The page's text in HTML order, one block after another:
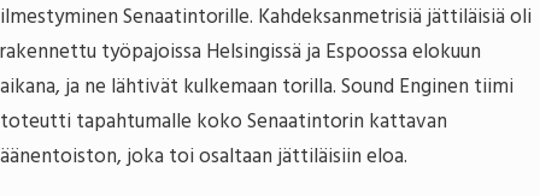
ilmestyminen Senaatintorille. Kahdeksanmetrisiä jättiläisiä oli
rakennettu työpajoissa Helsingissä ja Espoossa elokuun
aikana, ja ne lähtivät kulkemaan torilla. Sound Enginen tiimi
toteutti tapahtumalle koko Senaatintorin kattavan
äänentoiston, joka toi osaltaan jättiläisiin eloa.